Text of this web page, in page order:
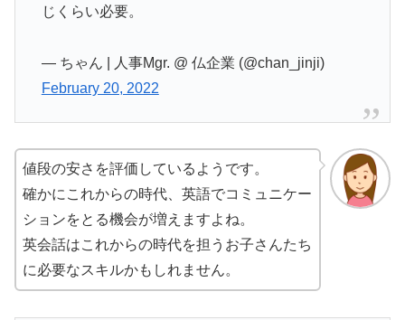
じくらい必要。
— ちゃん | 人事Mgr. @ 仏企業 (@chan_jinji)
February 20, 2022
値段の安さを評価しているようです。
確かにこれからの時代、英語でコミュニケー
ションをとる機会が増えますよね。
英会話はこれからの時代を担うお子さんたち
に必要なスキルかもしれません。